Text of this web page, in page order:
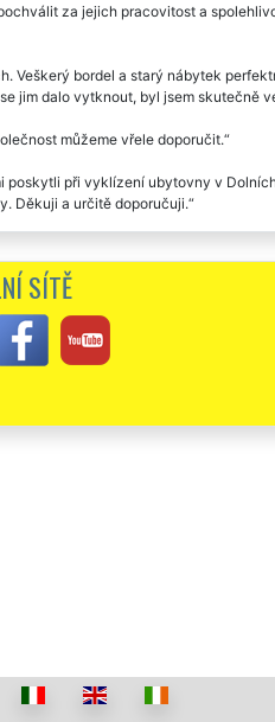
za jejich pracovitost a
Veškerý bordel a starý nábytek
jim dalo vytknout, byl jsem skutečně
můžeme vřele doporučit.
poskytli při vyklízení ubytovny v
Děkuji a určitě doporučuji.
doporučujeme.
SÍTĚ